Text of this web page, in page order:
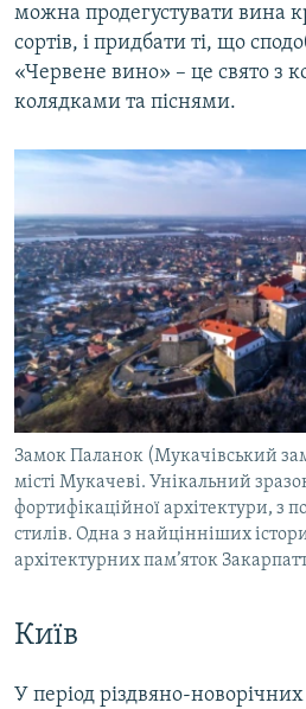
можна продегустувати вина
сортів, і придбати ті, що
«Червене вино» – це свято з
колядками та піснями.
Замок Паланок (Мукачівський
місті Мукачеві. Унікальний
фортифікаційної архітектури, з
стилів. Одна з найцінніших
архітектурних пам’яток
Київ
У період різдвяно-новорічних